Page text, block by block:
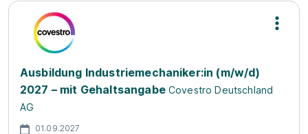
Ausbildung Industriemechaniker:in (m/w/d)
2027 – mit Gehaltsangabe Covestro Deutschland
AG
01.09.2027